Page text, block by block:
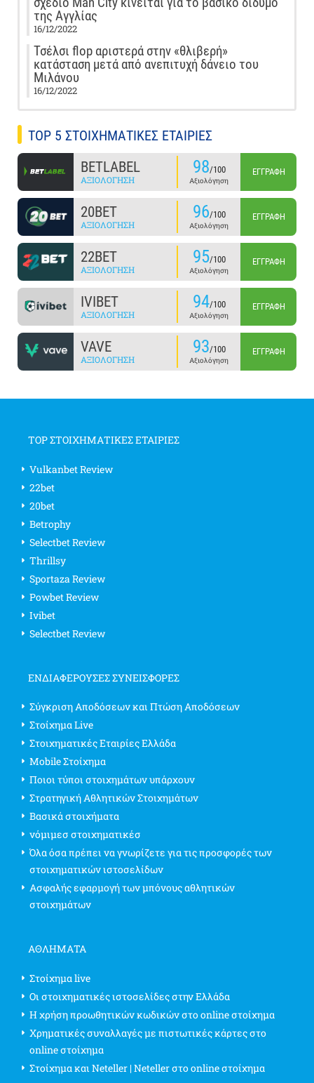
της Αγγλίας
16/12/2022
Τσέλσι flop αριστερά στην «θλιβερή»
κατάσταση μετά από ανεπιτυχή δάνειο του
Μιλάνου
16/12/2022
TOP 5 ΣΤΟΙΧΗΜΑΤΙΚΕΣ ΕΤΑΙΡΙΕΣ
BETLABEL
ΑΞΙΟΛΌΓΗΣΗ
98/100
Αξιολόγηση
ΕΓΓΡΑΦΉ
20BET
ΑΞΙΟΛΌΓΗΣΗ
96/100
Αξιολόγηση
ΕΓΓΡΑΦΉ
22BET
ΑΞΙΟΛΌΓΗΣΗ
95/100
Αξιολόγηση
ΕΓΓΡΑΦΉ
IVIBET
ΑΞΙΟΛΌΓΗΣΗ
94/100
Αξιολόγηση
ΕΓΓΡΑΦΉ
VAVE
ΑΞΙΟΛΌΓΗΣΗ
93/100
Αξιολόγηση
ΕΓΓΡΑΦΉ
TOP ΣΤΟΙΧΗΜΑΤΙΚΕΣ ΕΤΑΙΡΙΕΣ
Vulkanbet Review
22bet
20bet
Betrophy
Selectbet Review
Thrillsy
Sportaza Review
Powbet Review
Ivibet
Selectbet Review
ΕΝΔΙΑΦΈΡΟΥΣΕΣ ΣΥΝΕΙΣΦΟΡΈΣ
Σύγκριση Αποδόσεων και Πτώση Αποδόσεων
Στοίχημα Live
Στοιχηματικές Εταιρίες Ελλάδα
Mobile Στοίχημα
Ποιοι τύποι στοιχημάτων υπάρχουν
Στρατηγική Αθλητικών Στοιχημάτων
Βασικά στοιχήματα
νόμιμεσ στοιχηματικέσ
Όλα όσα πρέπει να γνωρίζετε για τις προσφορές των
στοιχηματικών ιστοσελίδων
Ασφαλής εφαρμογή των μπόνους αθλητικών
στοιχημάτων
ΑΘΛΗΜΑΤΑ
Στοίχημα live
Οι στοιχηματικές ιστοσελίδες στην Ελλάδα
Η χρήση προωθητικών κωδικών στο online στοίχημα
Χρηματικές συναλλαγές με πιστωτικές κάρτες στο
online στοίχημα
Στοίχημα και Neteller | Neteller στο online στοίχημα